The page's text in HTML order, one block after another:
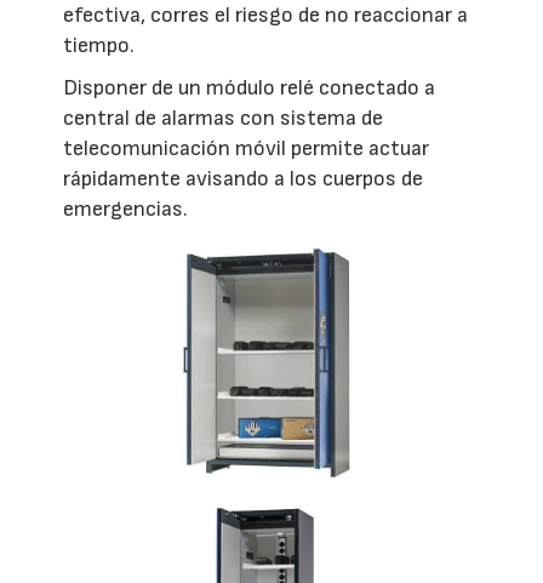
efectiva, corres el riesgo de no reaccionar a
tiempo.
Disponer de un módulo relé conectado a
central de alarmas con sistema de
telecomunicación móvil permite actuar
rápidamente avisando a los cuerpos de
emergencias.